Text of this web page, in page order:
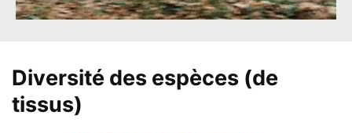
Diversité des espèces (de
tissus)